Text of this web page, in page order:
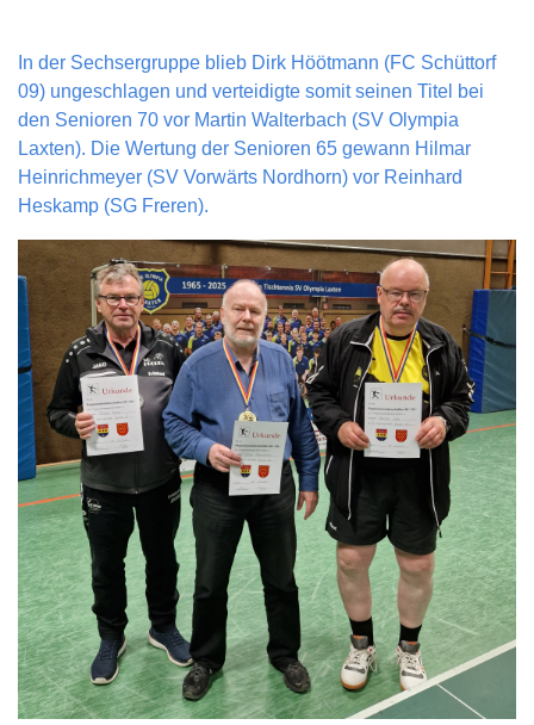
In der Sechsergruppe blieb Dirk Höötmann (FC Schüttorf
09) ungeschlagen und verteidigte somit seinen Titel bei
den Senioren 70 vor Martin Walterbach (SV Olympia
Laxten). Die Wertung der Senioren 65 gewann Hilmar
Heinrichmeyer (SV Vorwärts Nordhorn) vor Reinhard
Heskamp (SG Freren).